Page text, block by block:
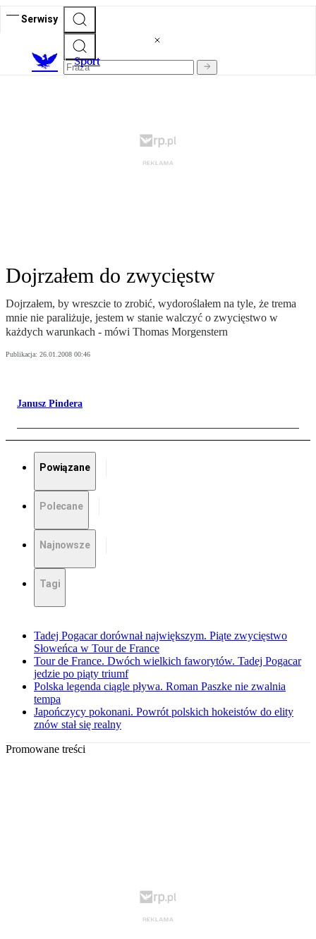
Serwisy
Sport
Dojrzałem do zwycięstw
Dojrzałem, by wreszcie to zrobić, wydoroślałem na tyle, że trema
mnie nie paraliżuje, jestem w stanie walczyć o zwycięstwo w
każdych warunkach - mówi Thomas Morgenstern
Publikacja: 26.01.2008 00:46
Janusz Pindera
Powiązane
Polecane
Najnowsze
Tagi
Tadej Pogacar dorównał największym. Piąte zwycięstwo
Słoweńca w Tour de France
Tour de France. Dwóch wielkich faworytów. Tadej Pogacar
jedzie po piąty triumf
Polska legenda ciągle pływa. Roman Paszke nie zwalnia
tempa
Japończycy pokonani. Powrót polskich hokeistów do elity
znów stał się realny
Promowane treści